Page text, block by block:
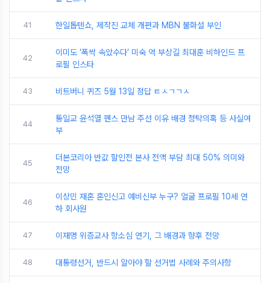
41 한일톱텐쇼, 제작진 교체 개편과 MBN 불화설 부인
42
이미도 ‘폭싹 속았수다’ 미숙 역 부상길 최대훈 비하인드 프
로필 인스타
43 비트버니 퀴즈 5월 13일 정답 ㅌㅅㄱㄱㅅ
44
통일교 윤석열 펜스 만남 주선 이유 배경 청탁의혹 등 사실여
부
45
더본코리아 반값 할인전 본사 전액 부담 최대 50% 의미와
전망
46
이상민 재혼 혼인신고 예비신부 누구? 얼굴 프로필 10세 연
하 회사원
47 이재명 위증교사 항소심 연기, 그 배경과 향후 전망
48 대통령선거, 반드시 알아야 할 선거법 사례와 주의사항